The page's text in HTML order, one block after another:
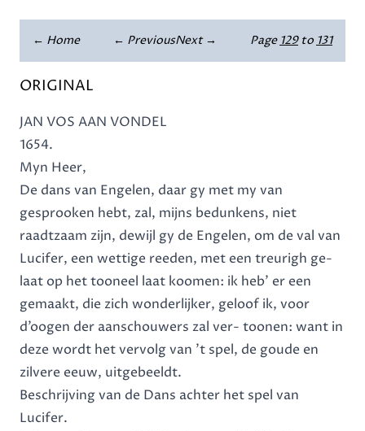
← Home ← PreviousNext → Page 129 to 131
ORIGINAL
JAN VOS AAN VONDEL
1654.
Myn Heer,
De dans van Engelen, daar gy met my van
gesprooken hebt, zal, mijns bedunkens, niet
raadtzaam zijn, dewijl gy de Engelen, om de val van
Lucifer, een wettige reeden, met een treurigh ge-
laat op het tooneel laat koomen: ik heb’ er een
gemaakt, die zich wonderlijker, geloof ik, voor
d’oogen der aanschouwers zal ver- toonen: want in
deze wordt het vervolg van ’t spel, de goude en
zilvere eeuw, uitgebeeldt.
Beschrijving van de Dans achter het spel van
Lucifer.